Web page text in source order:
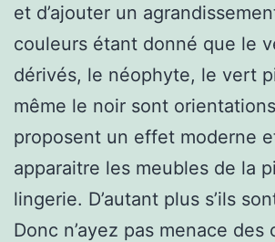
et d’ajouter un
couleurs étant donné que le
dérivés, le néophyte, le vert
même le noir sont
proposent un effet moderne
apparaitre les meubles de la
lingerie. D’autant plus s’ils
Donc n’ayez pas menace des